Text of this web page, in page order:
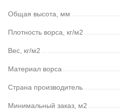
Общая высота, мм
Плотность ворса, кг/м2
Вес, кг/м2
Материал ворса
Страна производитель
Минимальный заказ, м2